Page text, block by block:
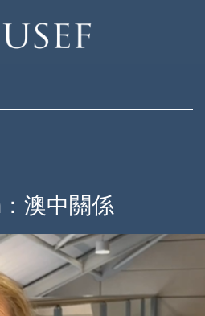
影響力
心
告
社區
澳中關係